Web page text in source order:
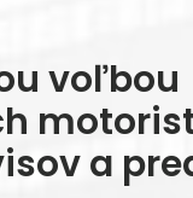
voľbou
a